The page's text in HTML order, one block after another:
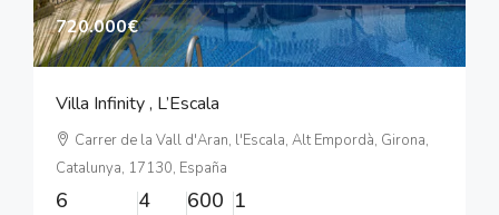
720.000€
Villa Infinity , L’Escala
Carrer de la Vall d'Aran, l'Escala, Alt Empordà, Girona,
Catalunya, 17130, España
6 4 600 1